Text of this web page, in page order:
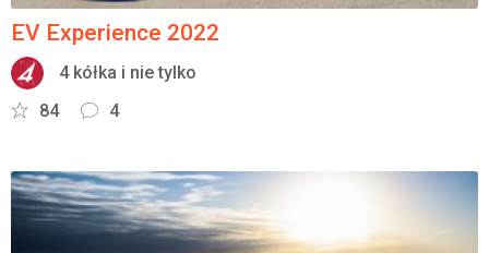
EV Experience 2022
4 kółka i nie tylko
84
4